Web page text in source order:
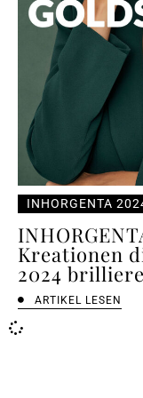
INHORGENTA
Kreationen
2024
ARTIKEL LESEN